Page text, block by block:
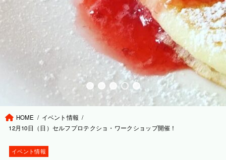
HOME
イベント情報
12月10日（日）セルフプロテクショ・ワークショップ開催！
イベント情報